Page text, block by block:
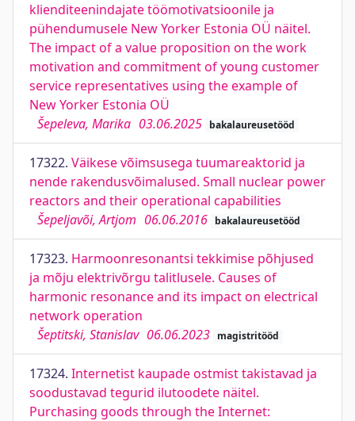
klienditeenindajate töömotivatsioonile ja
pühendumusele New Yorker Estonia OÜ näitel.
The impact of a value proposition on the work
motivation and commitment of young customer
service representatives using the example of
New Yorker Estonia OÜ
Šepeleva, Marika 03.06.2025 bakalaureusetööd
17322. Väikese võimsusega tuumareaktorid ja
nende rakendusvõimalused. Small nuclear power
reactors and their operational capabilities
Šepeljavõi, Artjom 06.06.2016 bakalaureusetööd
17323. Harmoonresonantsi tekkimise põhjused
ja mõju elektrivõrgu talitlusele. Causes of
harmonic resonance and its impact on electrical
network operation
Šeptitski, Stanislav 06.06.2023 magistritööd
17324. Internetist kaupade ostmist takistavad ja
soodustavad tegurid ilutoodete näitel.
Purchasing goods through the Internet: